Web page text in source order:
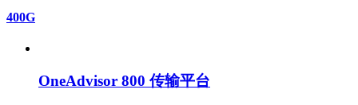
400G
OneAdvisor 800 传输平台